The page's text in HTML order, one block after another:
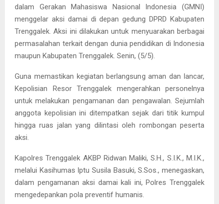
dalam Gerakan Mahasiswa Nasional Indonesia (GMNI)
menggelar aksi damai di depan gedung DPRD Kabupaten
Trenggalek. Aksi ini dilakukan untuk menyuarakan berbagai
permasalahan terkait dengan dunia pendidikan di Indonesia
maupun Kabupaten Trenggalek. Senin, (5/5).
Guna memastikan kegiatan berlangsung aman dan lancar,
Kepolisian Resor Trenggalek mengerahkan personelnya
untuk melakukan pengamanan dan pengawalan. Sejumlah
anggota kepolisian ini ditempatkan sejak dari titik kumpul
hingga ruas jalan yang dilintasi oleh rombongan peserta
aksi.
Kapolres Trenggalek AKBP Ridwan Maliki, S.H., S.I.K., M.I.K.,
melalui Kasihumas Iptu Susila Basuki, S.Sos., menegaskan,
dalam pengamanan aksi damai kali ini, Polres Trenggalek
mengedepankan pola preventif humanis.